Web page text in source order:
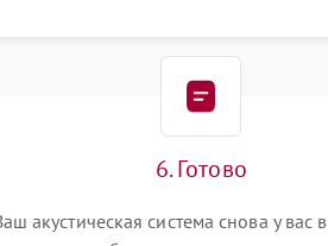
6. Готово
акустическая система снова у вас в